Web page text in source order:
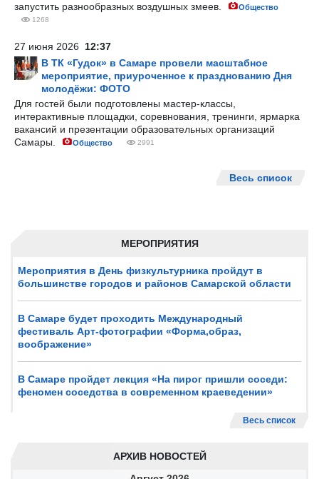
МЕРОПРИЯТИЯ
Мероприятия в День физкультурника пройдут в
большинстве городов и районов Самарской области
В Самаре будет проходить Международный
фестиваль Арт-фотографии «Форма,образ,
воображение»
В Самаре пройдет лекция «На пирог пришли соседи:
феномен соседства в современном краеведении»
Весь список
АРХИВ НОВОСТЕЙ
запустить разнообразных воздушных змеев.
Общество
1268
27 июня 2026 12:37
В ТК «Гудок» в Самаре провели масштабное
мероприятие, приуроченное к празднованию Дня
молодёжи: ФОТО
Для гостей были подготовлены мастер-классы,
интерактивные площадки, соревнования, тренинги, ярмарка
вакансий и презентации образовательных организаций
Самары.
Общество 2991
Весь список